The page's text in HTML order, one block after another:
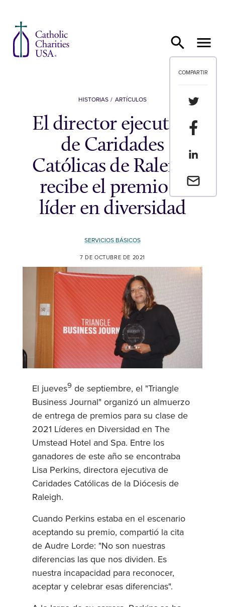
COMPARTIR
Envia un
HISTORIAS ARTÍCULOS
El director ejecutivo
de Caridades
Católicas de Raleigh
recibe el premio al
líder en diversidad
SERVICIOS BÁSICOS
7 DE OCTUBRE DE 2021
El jueves9 de septiembre, el "Triangle
Business Journal" organizó un almuerzo
de entrega de premios para su clase de
2021 Líderes en Diversidad en The
Umstead Hotel and Spa. Entre los
ganadores de este año se encontraba
Lisa Perkins, directora ejecutiva de
Caridades Católicas de la Diócesis de
Raleigh.
Cuando Perkins estaba en el escenario
aceptando su premio, compartió la cita
de Audre Lorde: "No son nuestras
diferencias las que nos dividen. Es
nuestra incapacidad para reconocer,
aceptar y celebrar esas diferencias".